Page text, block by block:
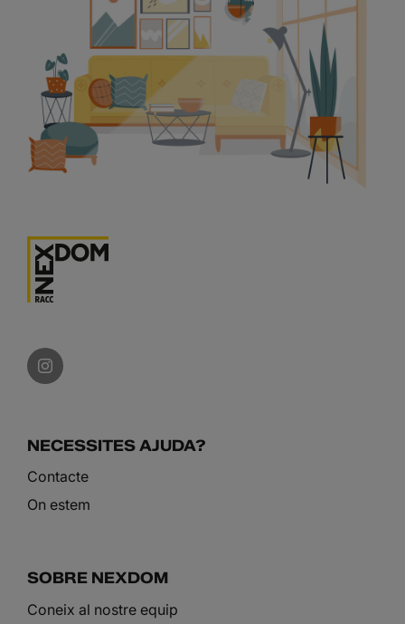
NECESSITES AJUDA?
Contacte
On estem
SOBRE NEXDOM
Coneix al nostre equip